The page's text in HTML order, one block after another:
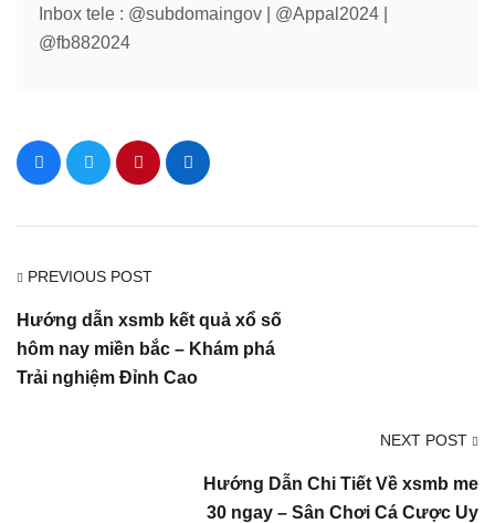
Inbox tele : @subdomaingov | @Appal2024 |
@fb882024
PREVIOUS POST
Hướng dẫn xsmb kết quả xổ số
hôm nay miền bắc – Khám phá
Trải nghiệm Đỉnh Cao
NEXT POST
Hướng Dẫn Chi Tiết Về xsmb me
30 ngay – Sân Chơi Cá Cược Uy